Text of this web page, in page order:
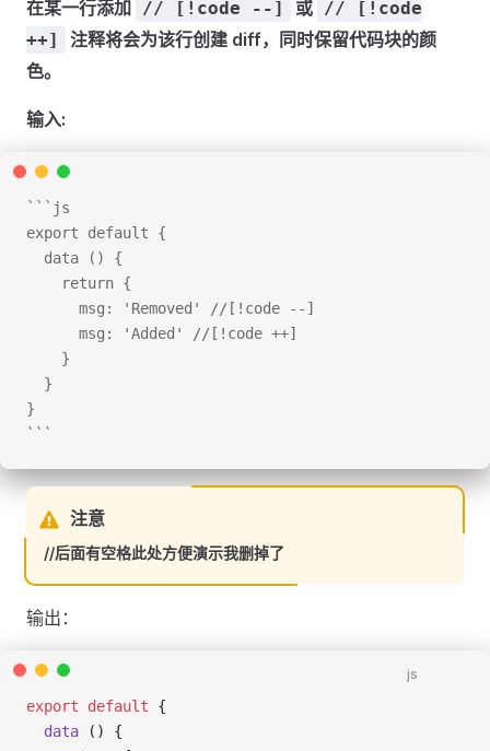
在某一行添加 // [!code --] 或 // [!code
++]
注释将会为该行创建 diff，同时保留代码块的颜
色。
输入:
```js
export default {
  data () {
    return {
      msg: 'Removed' //[!code --]
      msg: 'Added' //[!code ++]
    }
  }
}
```
注意
//后面有空格此处方便演示我删掉了
输出：
js
export default {
  data
() {